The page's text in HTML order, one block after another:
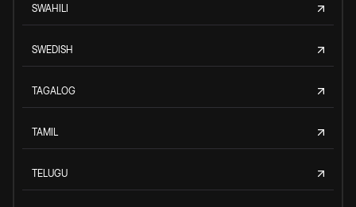
SWAHILI
SWEDISH
TAGALOG
TAMIL
TELUGU